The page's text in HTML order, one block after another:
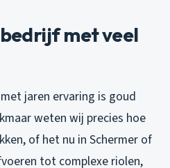
met veel
jaren ervaring is goud
weten wij precies hoe
of het nu in Schermer of
tot complexe riolen,